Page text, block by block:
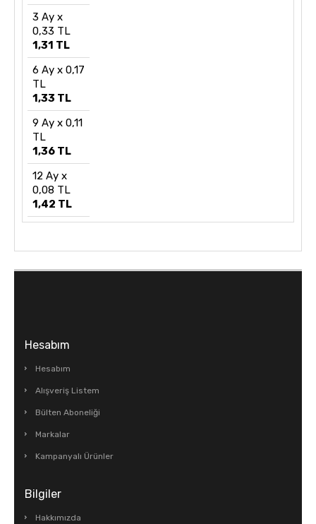
3 Ay x
0,33 TL
1,31 TL
6 Ay x 0,17
TL
1,33 TL
9 Ay x 0,11
TL
1,36 TL
12 Ay x
0,08 TL
1,42 TL
Hesabım
Hesabım
Alışveriş Listem
Bülten Aboneliği
Markalar
Kampanyalı Ürünler
Bilgiler
Hakkımızda